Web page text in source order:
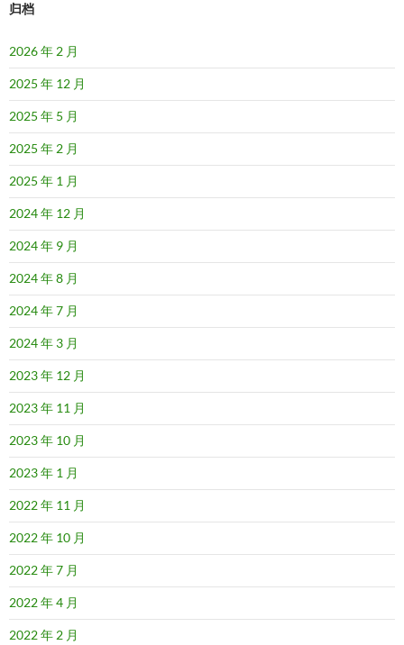
归档
2026 年 2 月
2025 年 12 月
2025 年 5 月
2025 年 2 月
2025 年 1 月
2024 年 12 月
2024 年 9 月
2024 年 8 月
2024 年 7 月
2024 年 3 月
2023 年 12 月
2023 年 11 月
2023 年 10 月
2023 年 1 月
2022 年 11 月
2022 年 10 月
2022 年 7 月
2022 年 4 月
2022 年 2 月